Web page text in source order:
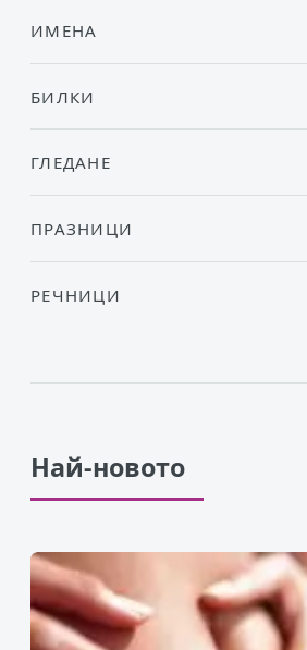
ИМЕНА
БИЛКИ
ГЛЕДАНЕ
ПРАЗНИЦИ
РЕЧНИЦИ
Най-новото